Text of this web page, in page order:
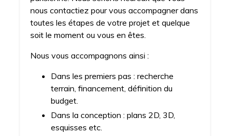
nous contactiez pour vous accompagner dans
toutes les étapes de votre projet et quelque
soit le moment ou vous en êtes.
Nous vous accompagnons ainsi :
Dans les premiers pas : recherche
terrain, financement, définition du
budget.
Dans la conception : plans 2D, 3D,
esquisses etc.